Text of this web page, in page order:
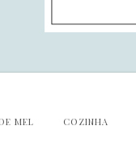
MEL COZINHA